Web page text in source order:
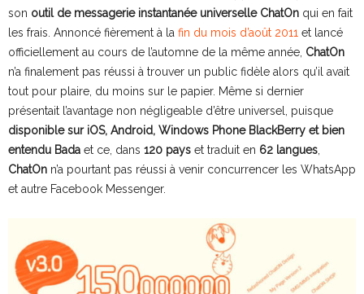
son outil de messagerie instantanée universelle ChatOn qui en fait
les frais. Annoncé fièrement à la fin du mois d’août 2011 et lancé
officiellement au cours de l’automne de la même année, ChatOn
n’a finalement pas réussi à trouver un public fidèle alors qu’il avait
tout pour plaire, du moins sur le papier. Même si dernier
présentait l’avantage non négligeable d’être universel, puisque
disponible sur iOS, Android, Windows Phone BlackBerry et bien
entendu Bada et ce, dans 120 pays et traduit en 62 langues
ChatOn n’a pourtant pas réussi à venir concurrencer les WhatsApp
et autre Facebook Messenger.